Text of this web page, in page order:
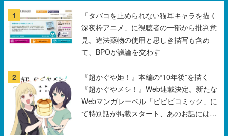
1
「タバコを止められない猫耳キャラを描く
深夜枠アニメ」に視聴者の一部から批判意
見。違法薬物の使用と思しき描写も含め
て、BPOが議論を交わす
2
『超かぐや姫！』本編の“10年後”を描く
『超かぐやメシ！』Web連載決定。新たな
Webマンガレーベル「ビビビコミック」に
て特別話が掲載スタート、あのお話には…